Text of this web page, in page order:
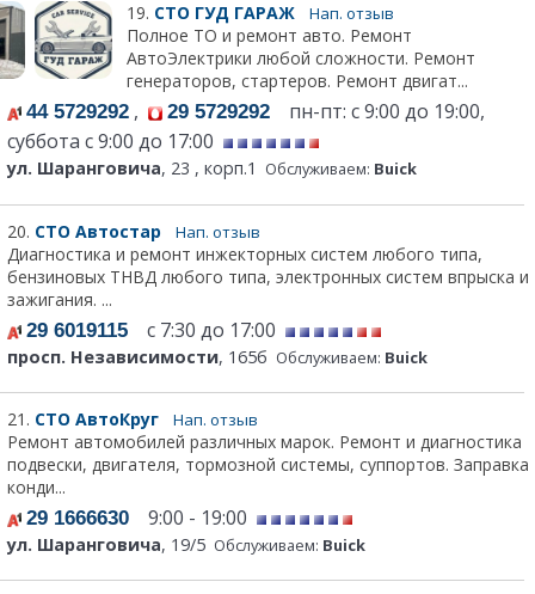
19. СТО ГУД ГАРАЖ Нап. отзыв
Полное ТО и ремонт авто. Ремонт
АвтоЭлектрики любой сложности. Ремонт
генераторов, стартеров. Ремонт двигат...
44 5729292 , 29 5729292 пн-пт: с 9:00 до 19:00,
суббота с 9:00 до 17:00
ул. Шаранговича, 23 , корп.1 Обслуживаем: Buick
20. СТО Автостар Нап. отзыв
Диагностика и ремонт инжекторных систем любого типа,
бензиновых ТНВД любого типа, электронных систем впрыска и
зажигания. ...
29 6019115 с 7:30 до 17:00
просп. Независимости, 165б Обслуживаем: Buick
21. СТО АвтоКруг Нап. отзыв
Ремонт автомобилей различных марок. Ремонт и диагностика
подвески, двигателя, тормозной системы, суппортов. Заправка
конди...
29 1666630 9:00 - 19:00
ул. Шаранговича, 19/5 Обслуживаем: Buick